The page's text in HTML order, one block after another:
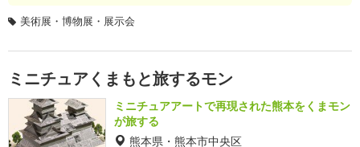
美術展・博物展・展示会
ミニチュアくまもと旅するモン
ミニチュアアートで再現された熊本をくまモン
が旅する
熊本県・熊本市中央区